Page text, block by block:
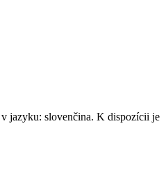
jazyku: slovenčina. K dispozícii je